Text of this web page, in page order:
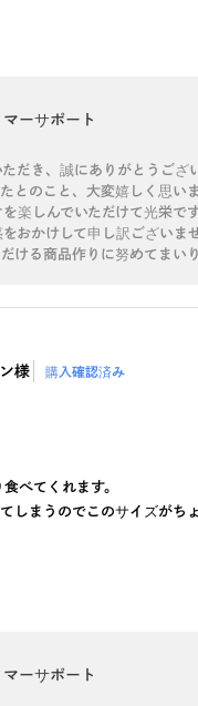
ーサポート
だき、誠にありがとうござ
とのこと、大変嬉しく思いま
楽しんでいただけて光栄で
おかけして申し訳ございませ
ける商品作りに努めてまい
様 購入確認済み
べてくれます。
しまうのでこのサイズがち
ーサポート